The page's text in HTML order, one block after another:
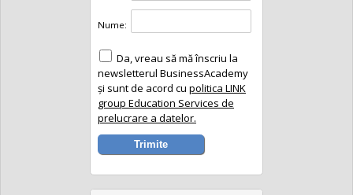
Nume:
Da, vreau să mă înscriu la
newsletterul BusinessAcademy
și sunt de acord cu politica LINK
group Education Services de
prelucrare a datelor.